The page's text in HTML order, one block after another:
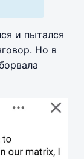
и пытался
Но в